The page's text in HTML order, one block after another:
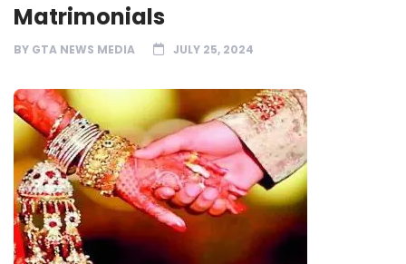
Matrimonials
BY GTA NEWS MEDIA JULY 25, 2024